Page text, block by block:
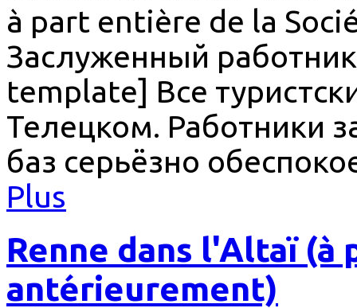
à part entière de la
Заслуженный
template] Все
Телецком. Работники
баз серьёзно
Plus
Renne dans l'Altaï
antérieurement)